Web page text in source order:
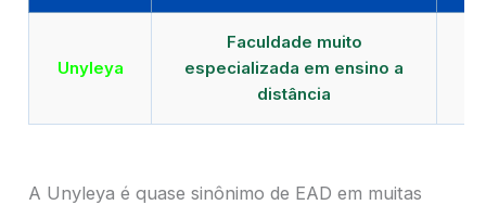
Unyleya
Faculdade muito
especializada em ensino a
distância
A Unyleya é quase sinônimo de EAD em muitas